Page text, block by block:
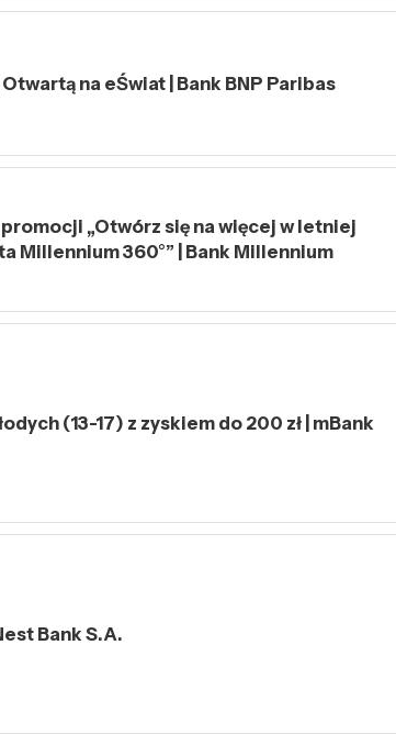
na eŚwiat | Bank BNP Paribas
promocji „Otwórz się na więcej w letniej
Millennium 360°” | Bank Millennium
(13-17) z zyskiem do 200 zł | mBank
Bank S.A.